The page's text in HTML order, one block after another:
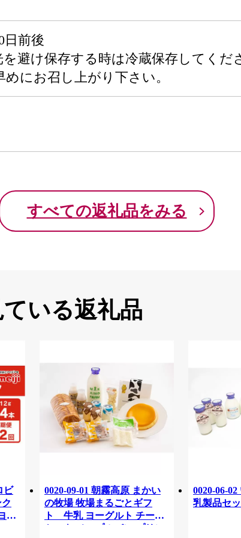
日前後
避け保存する時は冷蔵保存してくだ
にお召し上がり下さい。
すべての返礼品をみる
いる返礼品
ビ
ー
0020-09-01 朝霧高原 まかい
の牧場 牧場まるごとギフ
ト 牛乳 ヨーグルト チーズ
ケーキ メープルパン プリン
0020-06-
乳製品セ